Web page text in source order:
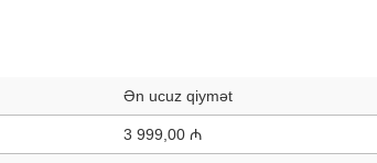
Ən ucuz qiymət
3 999,00 ₼